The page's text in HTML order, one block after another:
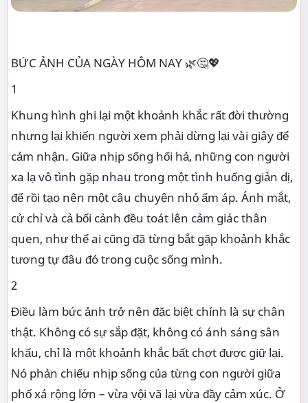
BỨC ẢNH CỦA NGÀY HÔM NAY 🌿🤔💖
1
Khung hình ghi lại một khoảnh khắc rất đời thường
nhưng lại khiến người xem phải dừng lại vài giây để
cảm nhận. Giữa nhịp sống hối hả, những con người
xa lạ vô tình gặp nhau trong một tình huống giản dị,
để rồi tạo nên một câu chuyện nhỏ ấm áp. Ánh mắt,
cử chỉ và cả bối cảnh đều toát lên cảm giác thân
quen, như thể ai cũng đã từng bắt gặp khoảnh khắc
tương tự đâu đó trong cuộc sống mình.
2
Điều làm bức ảnh trở nên đặc biệt chính là sự chân
thật. Không có sự sắp đặt, không có ánh sáng sân
khấu, chỉ là một khoảnh khắc bất chợt được giữ lại.
Nó phản chiếu nhịp sống của từng con người giữa
phố xá rộng lớn – vừa vội vã lại vừa đầy cảm xúc. Ở